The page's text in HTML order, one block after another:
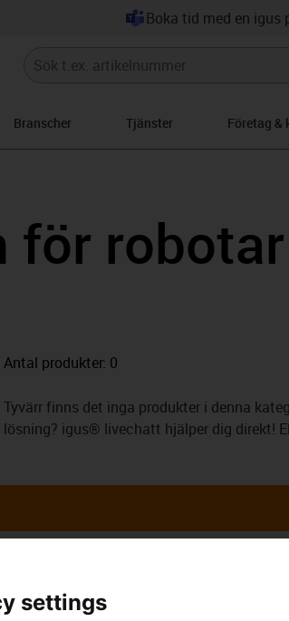
Boka tid med en igus
Branscher Tjänster Företag &
för robotar
Antal produkter: 0
Tyvärr finns det inga produkter i denna
lösning? igus® livechatt hjälper dig direkt!
frågor
settings